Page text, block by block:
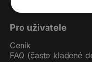
Pro uživatele
Ceník
FAQ (často kladené